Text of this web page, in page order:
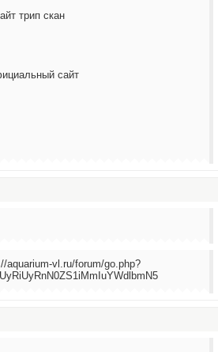
трип скан
сайт
vl.ru/forum/go.php?